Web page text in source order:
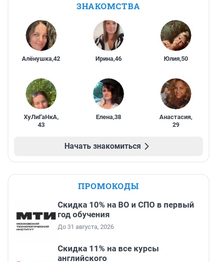
ЗНАКОМСТВА
Алёнушка,42 Ирина,46 Юлия,50
ХуЛиГаНкА,
43
Елена,38 Анастасия,
29
Начать знакомиться
ПРОМОКОДЫ
Скидка 10% на ВО и СПО в первый
год обучения
До 31 августа, 2026
Скидка 11% на все курсы
английского